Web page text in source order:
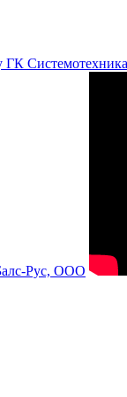
ГК Системотехника
Рус, ООО